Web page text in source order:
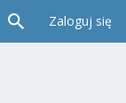
Zaloguj się